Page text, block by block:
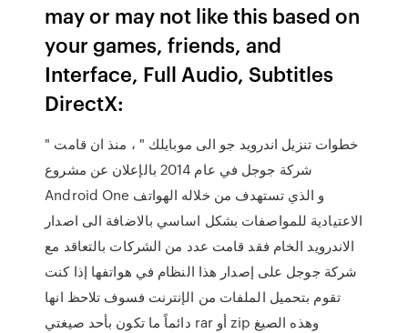
may or may not like this based on
your games, friends, and
Interface, Full Audio, Subtitles
DirectX:
" خطوات تنزيل اندرويد جو الى موبايلك " ، منذ ان قامت
شركة جوجل في عام 2014 بالإعلان عن مشروع
Android One و الذي تستهدف من خلاله الهواتف
الاعتيادية للمواصفات بشكل اساسي بالاضافة الى اصدار
الاندرويد الخام فقد قامت عدد من الشركات بالتعاقد مع
شركة جوجل على إصدار هذا النظام في هواتفها إذا كنت
تقوم بتحميل الملفات من الإنترنت فسوف تلاحظ انها
دائماً ما تكون بأحد صيغتي rar أو zip وهذه الصيغ